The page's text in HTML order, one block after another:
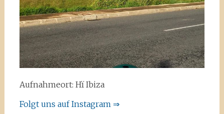
Aufnahmeort: Hï Ibiza
Folgt uns auf Instagram ⇒